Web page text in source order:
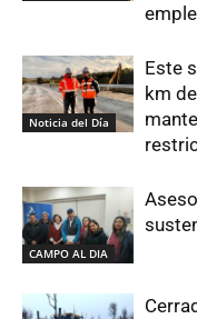
Noticia del Día
Este
km
CAMPO AL DIA